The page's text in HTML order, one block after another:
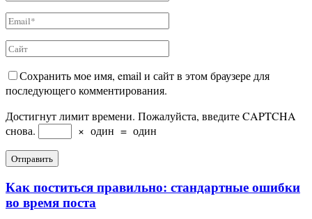
Сохранить мое имя, email и сайт в этом браузере для
последующего комментирования.
Достигнут лимит времени. Пожалуйста, введите CAPTCHA
снова.
× один = один
Как поститься правильно: стандартные ошибки
во время поста